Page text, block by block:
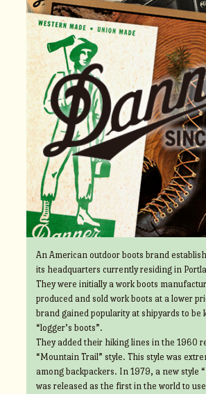
An American outdoor boots brand
its headquarters currently residing in
They were initially a work boots
produced and sold work boots at a lower
brand gained popularity at shipyards to be
“logger’s boots”.
They added their hiking lines in the 1960
“Mountain Trail” style. This style was
among backpackers. In 1979, a new style
was released as the first in the world to